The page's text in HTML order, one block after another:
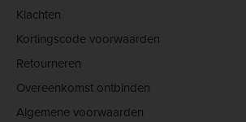
Klachten
Kortingscode voorwaarden
Retourneren
Overeenkomst ontbinden
Algemene voorwaarden